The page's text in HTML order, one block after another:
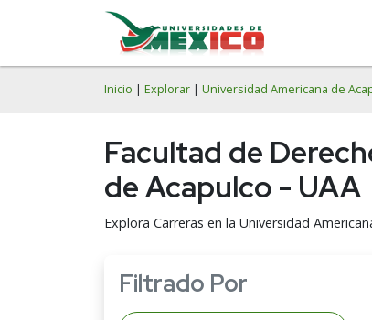
Inicio | Explorar | Universidad Americana de
Facultad de
de Acapulco - UAA
Explora Carreras en la Universidad
Filtrado Por